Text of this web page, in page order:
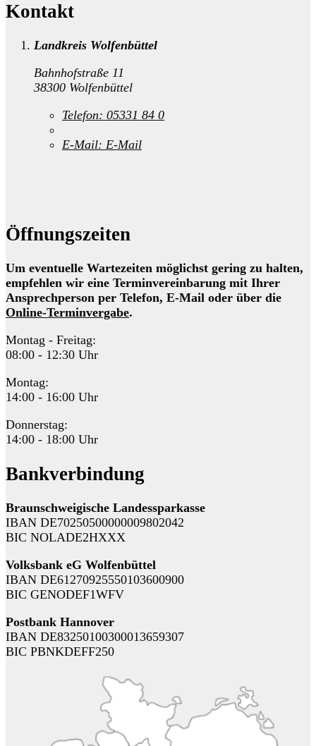
Kontakt
Landkreis Wolfenbüttel
Bahnhofstraße 11
38300 Wolfenbüttel
Telefon: 05331 84 0
E-Mail: E-Mail
Öffnungszeiten
Um eventuelle Wartezeiten möglichst gering zu halten,
empfehlen wir eine Terminvereinbarung mit Ihrer
Ansprechperson per Telefon, E-Mail oder über die
Online-Terminvergabe.
Montag - Freitag:
08:00 - 12:30 Uhr
Montag:
14:00 - 16:00 Uhr
Donnerstag:
14:00 - 18:00 Uhr
Bankverbindung
Braunschweigische Landessparkasse
IBAN DE70250500000009802042
BIC NOLADE2HXXX
Volksbank eG Wolfenbüttel
IBAN DE61270925550103600900
BIC GENODEF1WFV
Postbank Hannover
IBAN DE83250100300013659307
BIC PBNKDEFF250